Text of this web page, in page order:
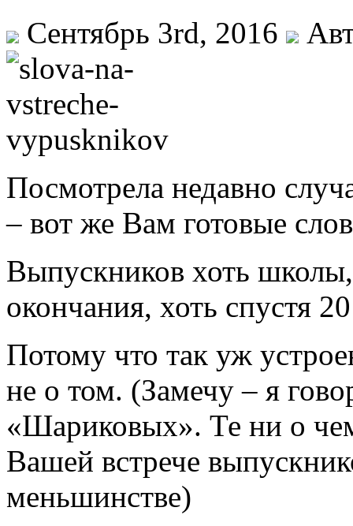
Сентябрь 3rd, 2016
Посмотрела недавно
– вот же Вам готовые
Выпускников хоть школы,
окончания, хоть спустя
Потому что так уж
не о том. (Замечу – я
«Шариковых». Те ни о
Вашей встрече
меньшинстве)